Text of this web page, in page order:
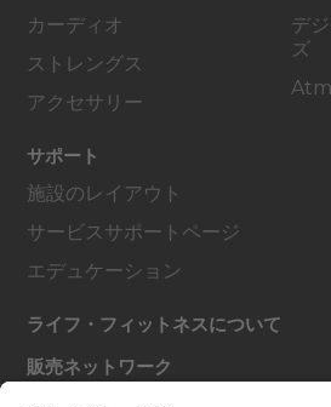
カーディオ
ストレングス
アクセサリー
デ
ズ
サポート
施設のレイアウト
サービスサポートページ
エデュケーション
ライフ・フィットネスについて
販売ネットワーク